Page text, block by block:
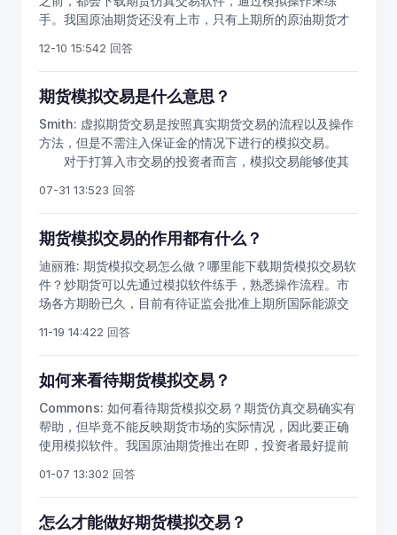
去哪里模拟原油期货交易，模拟炒原油软件有哪些。商品
点击，包含期货行情软件）这是业内最好用的文华财经模
拟交易系统，请下载仿真交易版本，看行情不需要投资者
名/密码即可登录，做模拟要注册后点击“下单”按钮，在弹
出的窗口中输入在文华注册的模拟资金账号及密码，即可
登录交易。下载该软件对电脑配置有要求，请多加注意。
油期货，股指期货，是不能通过这些模拟软件操作的。想
模拟原油怎么办，怎么申请股指期货模拟交易？要通过交
易所申请仿真账号。如何申请原油期货模拟交易？国内模
这样的高门槛品种，想做就是用仿真交易参与。做原油期
货模拟交易只有一个途径，就是仿真交易，仿真交易是交
易所提供账号，通过期货公司官网下载对应的期货仿真交
易软件。目前各大交易所的仿真账号是通用的，申请后可
账号申请，需要提供以下个人资料：姓名身份证号码手机
号码邮箱你通过期货公司提交本人资料，公司会上报交易
所，然后由国内的交易所发放你的期货仿真账号，接下来
就可以做期货仿真交易了，注意仿真交易只能通过指定的
软件进行模拟，另外仿真只有白天没有夜盘。如何申请原
油期货模拟交易？原油期货仿真交易软件要通过期货公司
下载，经验可以从来满足原油期货开户要求。交易一手原
油期货合约的保证金，大约是四五万元。如果钱不够，可
以开商品期货账户，交易燃料油期货和石油沥青期货。
手。我国原油期货还没有上市，只有上期所的原油期货才
国际化期货品种，境外人士也可以投资，原油期货将可能
成为中国金融市场首个最具吸引力的国际品种。那么，模
拟交易有用吗？当然是有用的。新手炒期货，可能会在心
本的作用就是让我们熟悉期货交易和下单的流程，掌握操
作步骤，了解期货交易的原理。就算期货实战的心态不一
样的，至少熟练了操作。也有很多人说，模拟和实战差了
十万八千里，如果是真金白银，你就能体会各种痛苦，也
实，认为，是这些投资者没有正确使用模拟交易软件。模
拟实战是否真的无用？要知道，模拟确实是不能真切地模
拟出交易心理的纠结和疼痛，没办法去磨练人性的弱点，
不容易深刻体会到交易中的各种痛苦，例如被套时的痛
非，等等。但是，商品期货开户后，这个市场中所有人都
在实战，都在实战中去磨练人性，磨练了那么多年，那么
又有几个人盈利了？我们不能盈利，并不是模拟软件的
错，而是自己的交易技巧或者交易心态不过关。
12-10 15:542 回答
期货模拟交易是什么意思？
Smith: 虚拟期货交易是按照真实期货交易的流程以及操作
方法，但是不需注入保证金的情况下进行的模拟交易。
对于打算入市交易的投资者而言，模拟交易能够使其
念。目前比较市场各种虚拟期货交易很多，随着中国金融
期货交易所的成立，关于股指期货的模拟交易正逐步得到
投资者的喜爱。 虚拟期货交易是指投资者在正式进入
常会提供虚拟资金如100万，然后投资者模拟真实的交易环
境进行交易，以达到熟练交易的目的。开立模拟帐户试期
货公司要求不同通常需要提供姓名全称，身份证号，联系
方式等等。 虚拟期货交易软件一种演示真实期货、股
软件，是不需要投入资金的，因为系统是有模拟资金让用
户交易的。
07-31 13:523 回答
期货模拟交易的作用都有什么？
迪丽雅: 期货模拟交易怎么做？哪里能下载期货模拟交易软
件？炒期货可以先通过模拟软件练手，熟悉操作流程。市
场各方期盼已久，目前有待证监会批准上期所国际能源交
理期货网上开户和期货手机开户，开户后能交易国内几十
个期货品种。我国石油期货最重要的品种，中质含硫原油
期货合约已经出台草案，我们可以初步了解原油期货的合
技巧。模拟交易对股市不重要，对期货交易模拟很重要，
尤其是容易紧张、神经类型过于敏感的交易者，更要通过
模拟交易磨练自己的适应能力。我国常用的期货模拟交易
软件有文华财经模拟交易软件，快期期货模拟交易软件，
件，可以熟悉期货的交易原理，操作方法，模拟交易重视
11-19 14:422 回答
如何来看待期货模拟交易？
Commons: 如何看待期货模拟交易？期货仿真交易确实有
帮助，但毕竟不能反映期货市场的实际情况，因此要正确
使用模拟软件。我国原油期货推出在即，投资者最好提前
目前可以办理期货网上开户和期货手机开户，开户后能交
易国内几十个期货品种。我国石油期货最重要的品种，中
质含硫原油期货合约已经出台草案，我们可以初步了解原
01-07 13:302 回答
怎么才能做好期货模拟交易？